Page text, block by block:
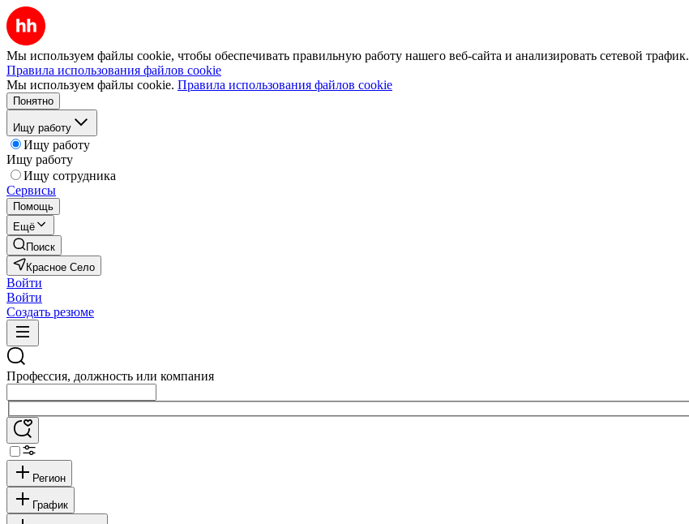
Мы используем файлы cookie, чтобы обеспечивать правильную работу нашего веб-сайта и анализировать сетевой трафик.
Правила использования файлов cookie
Мы используем файлы cookie. Правила использования файлов cookie
Понятно
Ищу работу
Ищу работу
Ищу работу
Ищу сотрудника
Сервисы
Помощь
Ещё
Поиск
Красное Село
Войти
Войти
Создать резюме
Профессия, должность или компания
Регион
График